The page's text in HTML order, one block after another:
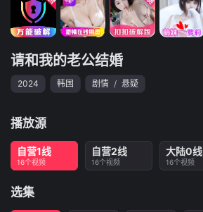
请和我的老公结婚
2024 韩国 剧情 / 悬疑
播放源
自营1线
16个视频
自营2线
16个视频
大陆0线
16个视频
选集